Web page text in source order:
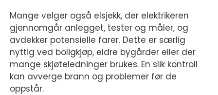
Mange velger også elsjekk, der elektrikeren
gjennomgår anlegget, tester og måler, og
avdekker potensielle farer. Dette er særlig
nyttig ved boligkjøp, eldre bygårder eller der
mange skjøteledninger brukes. En slik kontroll
kan avverge brann og problemer før de
oppstår.